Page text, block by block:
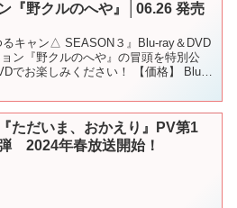
ン『野クルのへや』│06.26 発売
るキャン△ SEASON３』Blu-ray＆DVD
ン『野クルのへや』の冒頭を特別公
でお楽しみください！ 【価格】 Blu-
『ただいま、おかえり』PV第1
2024年春放送開始！